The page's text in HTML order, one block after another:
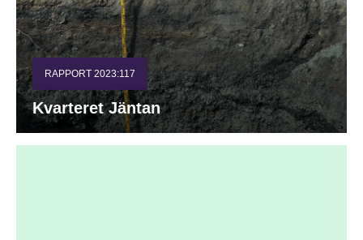
RAPPORT 2023:117
Kvarteret Jäntan